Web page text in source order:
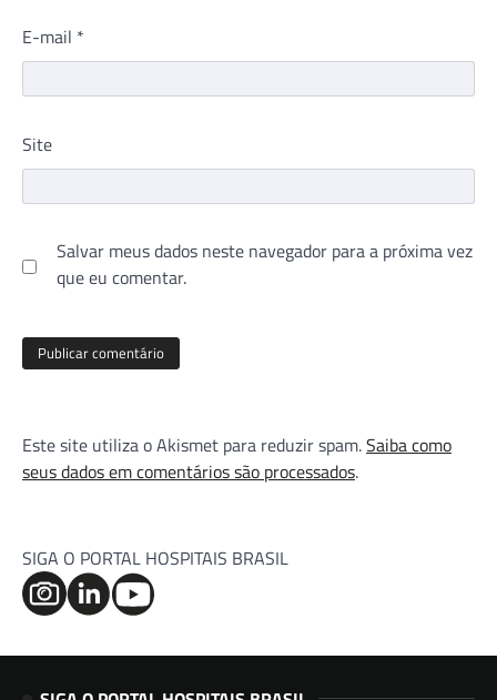
E-mail *
Site
Salvar meus dados neste navegador para a próxima vez
que eu comentar.
Este site utiliza o Akismet para reduzir spam.Saiba como
seus dados em comentários são processados.
SIGA O PORTAL HOSPITAIS BRASIL